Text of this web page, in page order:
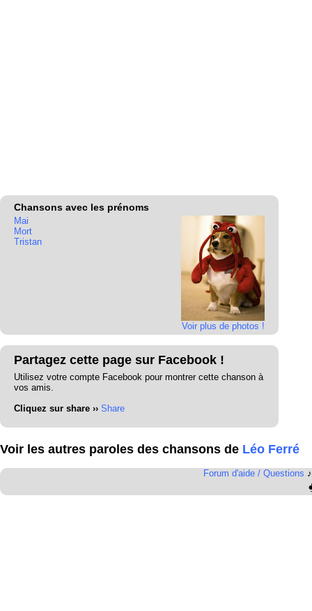
Chansons avec les prénoms
Voir plus de photos !
Mai
Mort
Tristan
Partagez cette page sur Facebook !
Utilisez votre compte Facebook pour montrer cette chanson à
vos amis.
Cliquez sur share ›› Share
Voir les autres paroles des chansons de Léo Ferré
Forum d'aide / Questions